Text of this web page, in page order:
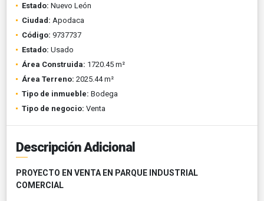
Estado: Nuevo León
Ciudad: Apodaca
Código: 9737737
Estado: Usado
Área Construida: 1720.45 m²
Área Terreno: 2025.44 m²
Tipo de inmueble: Bodega
Tipo de negocio: Venta
Descripción Adicional
PROYECTO EN VENTA EN PARQUE INDUSTRIAL
COMERCIAL